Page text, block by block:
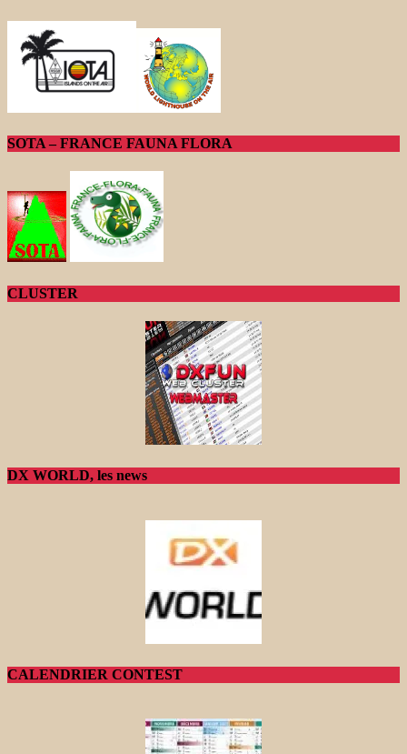
SOTA – FRANCE FAUNA FLORA
CLUSTER
DX WORLD, les news
CALENDRIER CONTEST